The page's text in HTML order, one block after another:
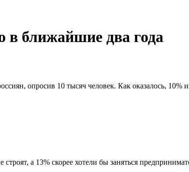
в ближайшие два года
опросив 10 тысяч человек. Как оказалось,
а 13% скорее хотели бы заняться